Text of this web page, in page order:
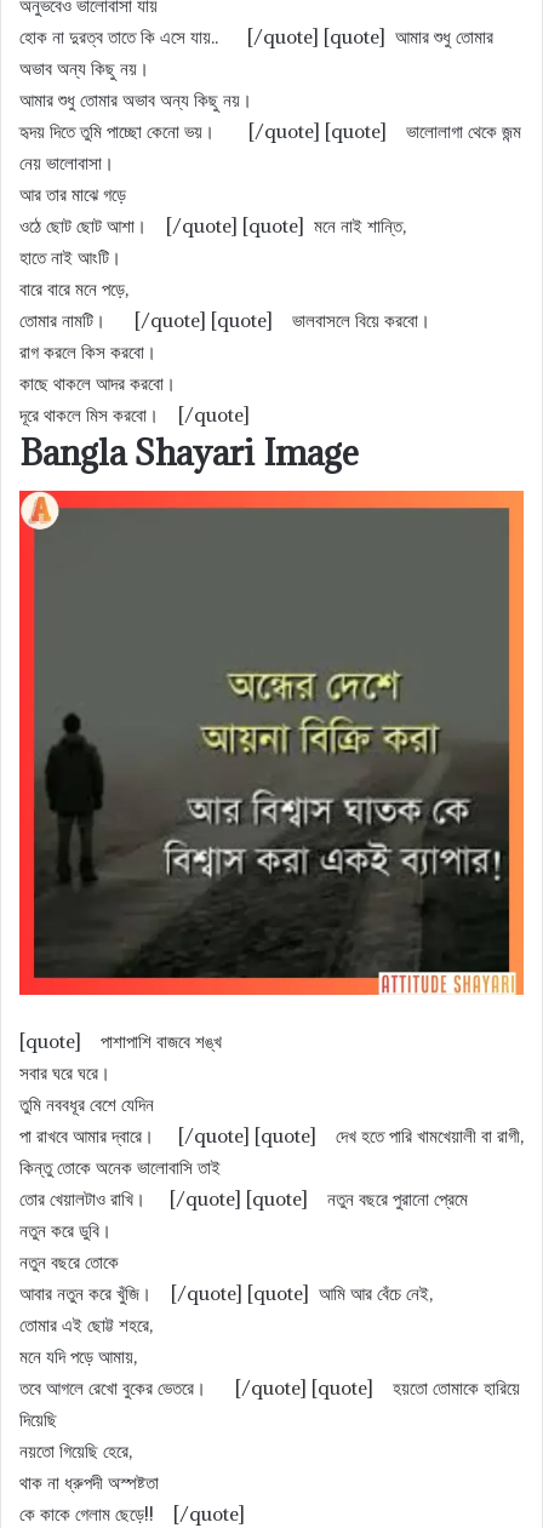
হোক না দুরত্ব তাতে কি এসে যায়.. [/quote] [quote] আমার শুধু তোমার
অভাব অন্য কিছু নয়।
আমার শুধু তোমার অভাব অন্য কিছু নয়।
হৃদয় দিতে তুমি পাচ্ছো কেনো ভয়। [/quote] [quote] ভালোলাগা থেকে জন্ম
নেয় ভালোবাসা।
আর তার মাঝে গড়ে
ওঠে ছোট ছোট আশা। [/quote] [quote] মনে নাই শান্তি,
হাতে নাই আংটি।
বারে বারে মনে পড়ে,
তােমার নামটি। [/quote] [quote] ভালবাসলে বিয়ে করবাে।
রাগ করলে কিস করবাে।
কাছে থাকলে আদর করবাে।
দূরে থাকলে মিস করবাে। [/quote]
Bangla Shayari Image
[quote] পাশাপাশি বাজবে শঙ্খ
সবার ঘরে ঘরে।
তুমি নববধূর বেশে যেদিন
পা রাখবে আমার দ্বারে। [/quote] [quote] দেখ হতে পারি খামখেয়ালী বা রাগী,
কিন্তু তোকে অনেক ভালোবাসি তাই
তোর খেয়ালটাও রাখি। [/quote] [quote] নতুন বছরে পুরানাে প্রেমে
নতুন করে ডুবি।
নতুন বছরে তােকে
আবার নতুন করে খুঁজি। [/quote] [quote] আমি আর বেঁচে নেই,
তোমার এই ছোট্ট শহরে,
মনে যদি পড়ে আমায়,
তবে আগলে রেখো বুকের ভেতরে। [/quote] [quote] হয়তো তোমাকে হারিয়ে
দিয়েছি
নয়তো গিয়েছি হেরে,
থাক না ধ্রুপদী অস্পষ্টতা
কে কাকে গেলাম ছেড়ে!! [/quote]